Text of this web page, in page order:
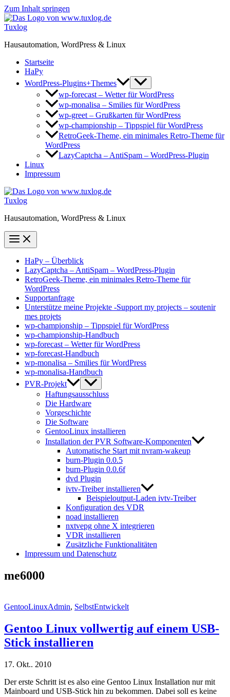
Zum Inhalt springen
Tuxlog
Hausautomation, WordPress & Linux
Startseite
HaPy
WordPress-Plugins+Themes
wp-forecast – Wetter für WordPress
wp-monalisa – Smilies für WordPress
wp-greet – Grußkarten für WordPress
wp-championship – Tippspiel für WordPress
RetroGeek-Theme, ein minimales Retro-Theme für
WordPress
LazyCaptcha – AntiSpam – WordPress-Plugin
Linux
Impressum
Tuxlog
Hausautomation, WordPress & Linux
HaPy – Überblick
LazyCaptcha – AntiSpam – WordPress-Plugin
RetroGeek-Theme, ein minimales Retro-Theme für
WordPress
Supportanfrage
Unterstütze meine Projekte -Support my projects – soutenir
mes projets
wp-championship – Tippspiel für WordPress
wp-championship-Handbuch
wp-forecast – Wetter für WordPress
wp-forecast-Handbuch
wp-monalisa – Smilies für WordPress
wp-monalisa-Handbuch
PVR-Projekt
Haftungsausschluss
Die Hardware
Vorgeschichte
Die Software
GentooLinux installieren
Installation der PVR Software-Komponenten
Automatische Start mit nvram-wakeup
burn-Plugin 0.0.5
burn-Plugin 0.0.6f
dvd Plugin
ivtv-Treiber installieren
Beispieloutput-Laden ivtv-Treiber
Konfiguration des VDR
noad installieren
nxtvepg ohne X integrieren
VDR installieren
Zusätzliche Funktionalitäten
Impressum und Datenschutz
me6000
GentooLinuxAdmin, SelbstEntwickelt
Gentoo Linux vollwertig auf einem USB-
Stick installieren
17. Okt.. 2010
Der erste Schritt ist es also eine Gentoo Linux Installation nur mit
Mainboard und USB-Stick hin zu bekommen. Dabei soll es keine